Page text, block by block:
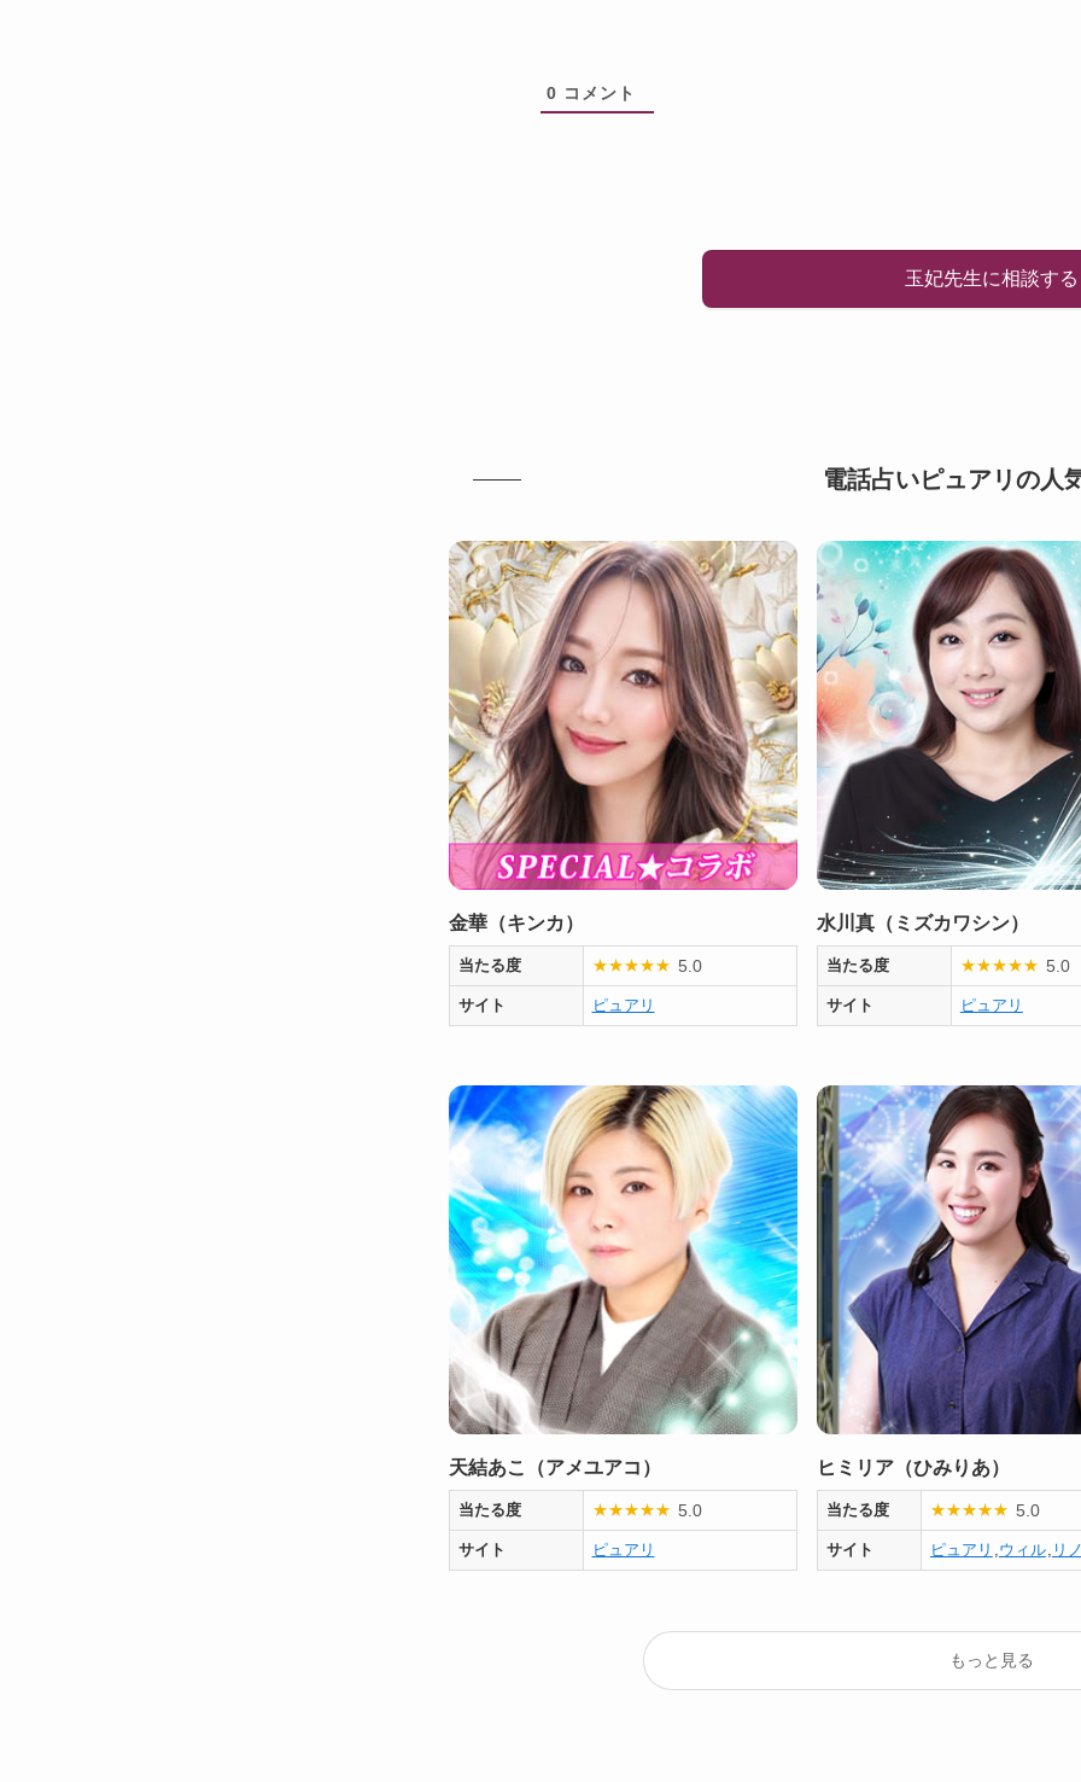
0 コメント
玉妃先生に相談する
電話占いピュアリの人
金華（キンカ）
当たる度 ★★★★★ 5.0
サイト ピュアリ
水川真（ミズカワシン）
当たる度 ★★★★★ 5.0
サイト ピュアリ
天結あこ（アメユアコ）
当たる度 ★★★★★ 5.0
サイト ピュアリ
ヒミリア（ひみりあ）
当たる度 ★★★★★ 5.0
サイト ピュアリ ,ウィル, リ
もっと見る